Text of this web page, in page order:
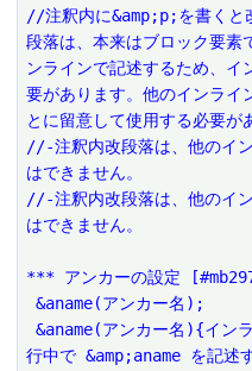
//注釈内に&amp;p;を書く
段落は、本来はブロック要
ンラインで記述するため、イ
要があります。他のインライ
とに留意して使用する必要が
//-注釈内改段落は、他のイ
はできません。
//-注釈内改段落は、他のイ
はできません。
*** アンカーの設定
&aname(アンカー名);
&aname(アンカー名){イン
行中で &amp;aname を記述